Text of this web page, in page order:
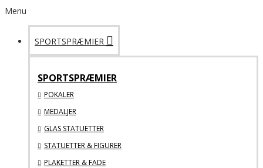
Menu
SPORTSPRÆMIER
SPORTSPRÆMIER
POKALER
MEDALJER
GLAS STATUETTER
STATUETTER & FIGURER
PLAKETTER & FADE